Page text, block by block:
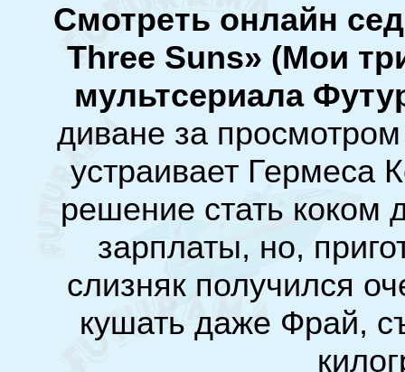
Смотреть онлайн
Three Suns» (Мои
мультсериала
диване за
устраивает Гермеса
решение стать коком
зарплаты, но,
слизняк получился
кушать даже Фрай,